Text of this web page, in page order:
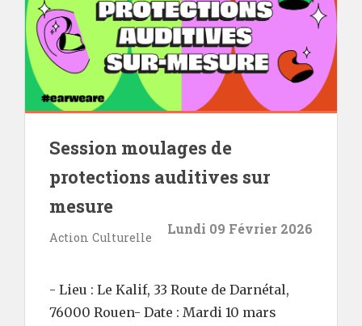
Session moulages de
protections auditives sur
mesure
Action Culturelle
Lundi 09 Février 2026
- Lieu : Le Kalif, 33 Route de Darnétal,
76000 Rouen- Date : Mardi 10 mars